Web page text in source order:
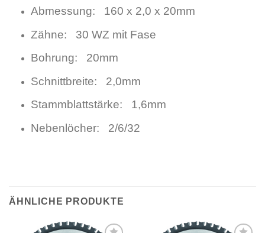
Abmessung: 160 x 2,0 x 20mm
Zähne: 30 WZ mit Fase
Bohrung: 20mm
Schnittbreite: 2,0mm
Stammblattstärke: 1,6mm
Nebenlöcher: 2/6/32
ÄHNLICHE PRODUKTE